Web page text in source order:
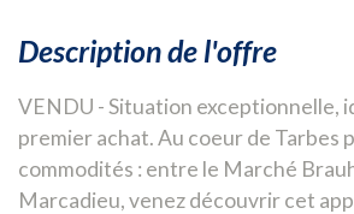
description de l'offre
VENDU - Situation exceptionnelle,
premier achat. Au coeur de Tarbes
commodités : entre le Marché
Marcadieu, venez découvrir cet